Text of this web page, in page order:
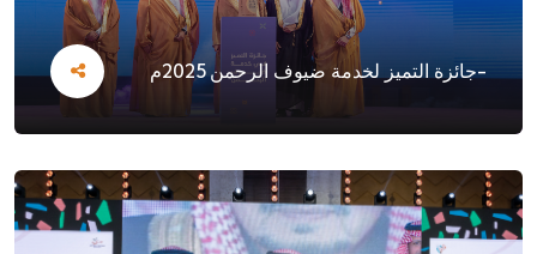
-جائزة التميز لخدمة ضيوف الرحمن 2025م